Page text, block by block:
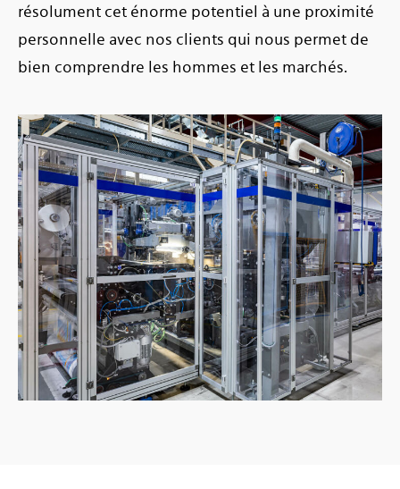
résolument cet énorme potentiel à une proximité
personnelle avec nos clients qui nous permet de
bien comprendre les hommes et les marchés.